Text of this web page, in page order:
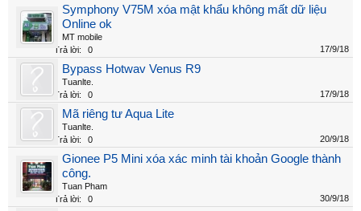
Symphony V75M xóa mật khẩu không mất dữ liệu
Online ok
MT mobile
Trả lời:
0 17/9/18
Bypass Hotwav Venus R9
Tuanlte.
Trả lời:
0 17/9/18
Mã riêng tư Aqua Lite
Tuanlte.
Trả lời:
0 20/9/18
Gionee P5 Mini xóa xác minh tài khoản Google thành
công.
Tuan Pham
Trả lời:
0 30/9/18